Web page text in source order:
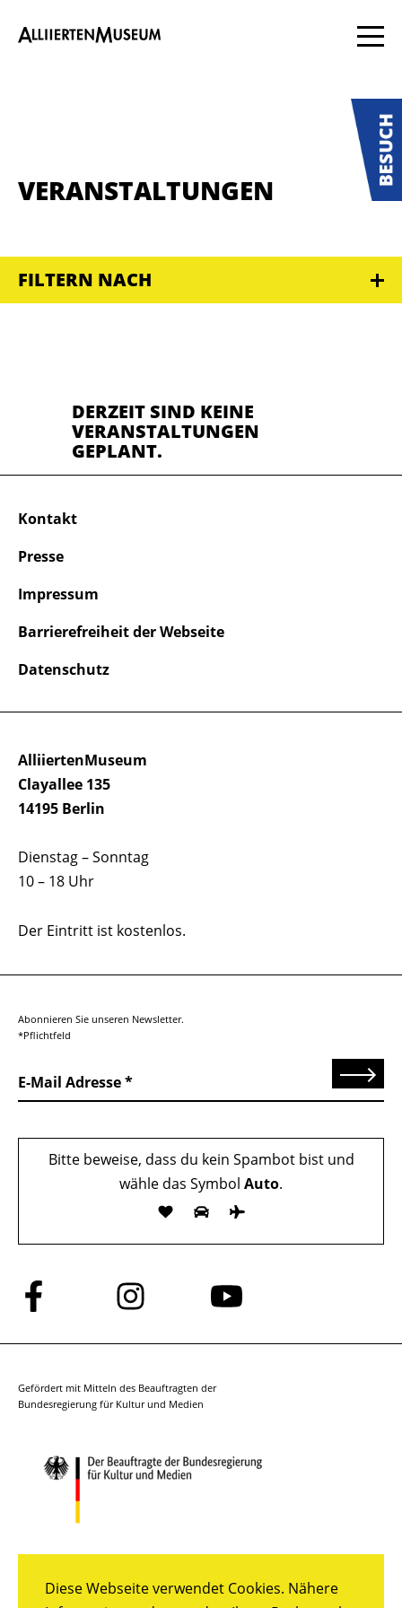
Diese Webseite verwendet Cookies. Nähere
VERANSTALTUNGEN
FILTERN NACH
DERZEIT SIND KEINE
VERANSTALTUNGEN
GEPLANT.
AlliiertenMuseum
Clayallee 135
14195 Berlin
Dienstag – Sonntag
10 – 18 Uhr
Der Eintritt ist kostenlos.
Kontakt
Presse
Impressum
Barrierefreiheit der Webseite
Datenschutz
Abonnieren Sie unseren Newsletter.
*Pflichtfeld
E-Mail Adresse Senden
Bitte beweise, dass du kein Spambot bist und
wähle das Symbol Auto.
Folge
uns
auf
Folge
uns
auf
Folge
auf
Gefördert mit Mitteln des Beauftragten der
Bundesregierung für Kultur und Medien